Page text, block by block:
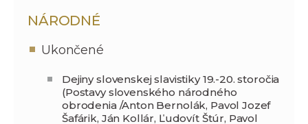
NÁRODNÉ
Ukončené
Dejiny slovenskej slavistiky 19.-20. storočia
(Postavy slovenského národného
obrodenia /Anton Bernolák, Pavol Jozef
Šafárik, Ján Kollár, Ľudovít Štúr, Pavol